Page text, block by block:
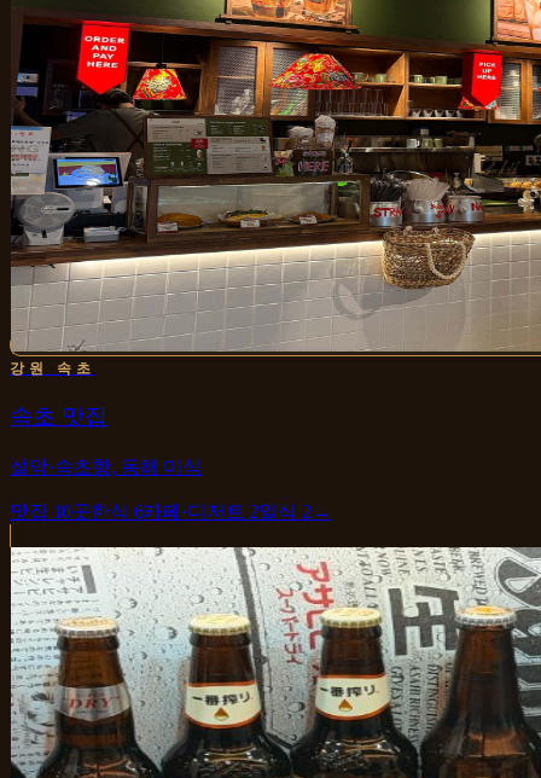
강원 속초
속초 맛집
설악·속초항, 동해 미식
맛집 10곳한식 6카페·디저트 2일식 2 →